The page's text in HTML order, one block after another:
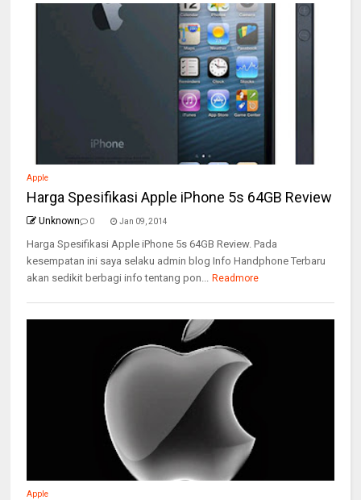
Apple
Harga Spesifikasi Apple iPhone 5s 64GB Review
Unknown 0 Jan 09, 2014
Harga Spesifikasi Apple iPhone 5s 64GB Review. Pada
kesempatan ini saya selaku admin blog Info Handphone Terbaru
akan sedikit berbagi info tentang pon... Readmore
Apple